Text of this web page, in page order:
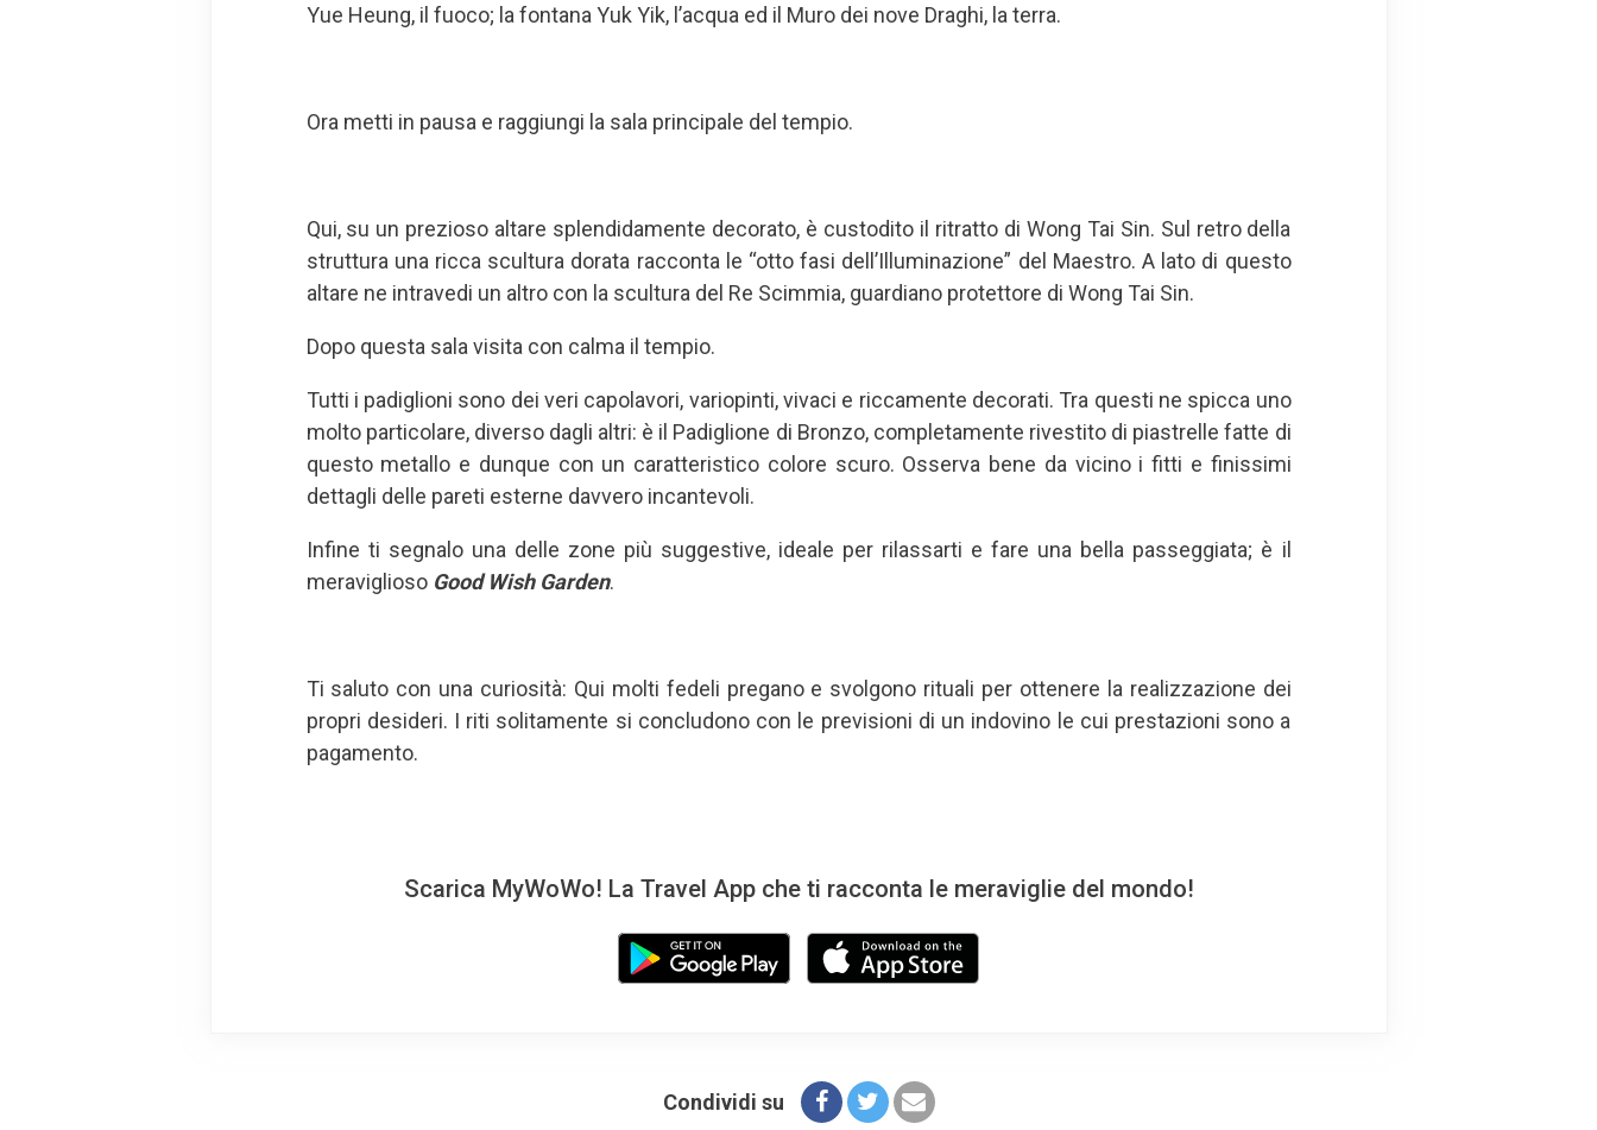
Yue Heung, il fuoco; la fontana Yuk Yik, l’acqua ed il Muro dei nove Draghi, la terra.
Ora metti in pausa e raggiungi la sala principale del tempio.
Qui, su un prezioso altare splendidamente decorato, è custodito il ritratto di Wong Tai Sin. Sul retro della
struttura una ricca scultura dorata racconta le “otto fasi dell’Illuminazione” del Maestro. A lato di questo
altare ne intravedi un altro con la scultura del Re Scimmia, guardiano protettore di Wong Tai Sin.
Dopo questa sala visita con calma il tempio.
Tutti i padiglioni sono dei veri capolavori, variopinti, vivaci e riccamente decorati. Tra questi ne spicca uno
molto particolare, diverso dagli altri: è il Padiglione di Bronzo, completamente rivestito di piastrelle fatte di
questo metallo e dunque con un caratteristico colore scuro. Osserva bene da vicino i fitti e finissimi
dettagli delle pareti esterne davvero incantevoli.
Infine ti segnalo una delle zone più suggestive, ideale per rilassarti e fare una bella passeggiata; è il
meraviglioso Good Wish Garden.
Ti saluto con una curiosità: Qui molti fedeli pregano e svolgono rituali per ottenere la realizzazione dei
propri desideri. I riti solitamente si concludono con le previsioni di un indovino le cui prestazioni sono a
pagamento.
Scarica MyWoWo! La Travel App che ti racconta le meraviglie del mondo!
Condividi su